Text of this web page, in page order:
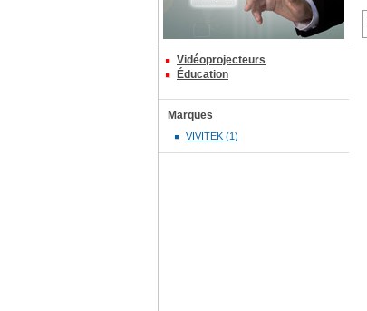
Vidéoprojecteurs
Éducation
Marques
VIVITEK (1)